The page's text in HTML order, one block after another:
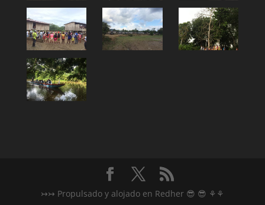
↣↣ Propulsado y alojado en Redher 😎 😎 ⚘⚘